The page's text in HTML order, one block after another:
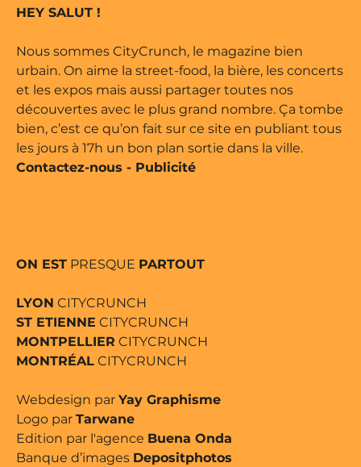
par Buena Onda Web •
HEY SALUT !
Nous sommes CityCrunch, le magazine bien
urbain. On aime la street-food, la bière, les concerts
et les expos mais aussi partager toutes nos
découvertes avec le plus grand nombre. Ça tombe
bien, c’est ce qu’on fait sur ce site en publiant tous
les jours à 17h un bon plan sortie dans la ville.
Contactez-nous - Publicité
ON EST PRESQUE PARTOUT
LYON CITYCRUNCH
ST ETIENNE CITYCRUNCH
MONTPELLIER CITYCRUNCH
MONTRÉAL CITYCRUNCH
Webdesign par Yay Graphisme
Logo par Tarwane
Edition par l'agence Buena Onda
Banque d’images Depositphotos